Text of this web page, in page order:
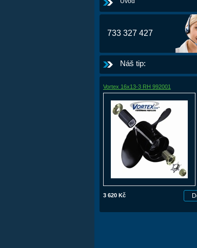
733 327 427
Náš tip:
Vortex 16x13-3 RH 992001
3 620 Kč